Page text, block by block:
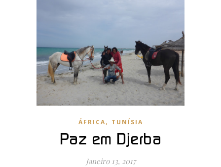
ÁFRICA, TUNÍSIA
Paz em Djerba
Janeiro 13, 2017